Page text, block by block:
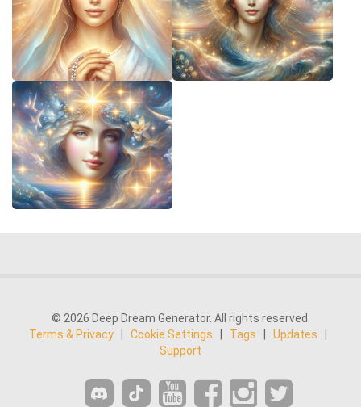
© 2026 Deep Dream Generator. All rights reserved.
Terms & Privacy
Cookie Settings Tags Updates
Support